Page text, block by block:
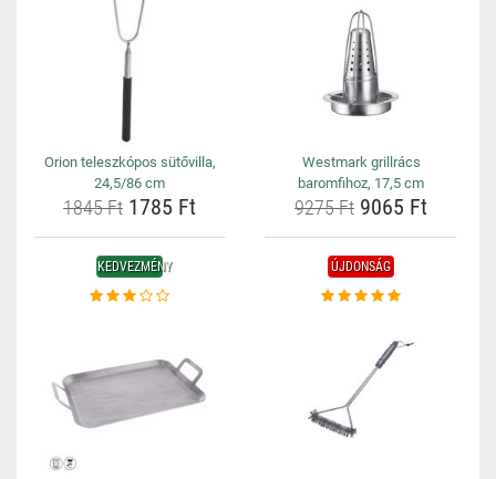
Orion teleszkópos sütővilla,
24,5/86 cm
1845 Ft 1785 Ft
Westmark grillrács
baromfihoz, 17,5 cm
9275 Ft 9065 Ft
KEDVEZMÉNY ÚJDONSÁG